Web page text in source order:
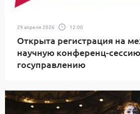
29 апреля 2026 12:00
Открыта регистрация на
научную конференц-
госуправлению